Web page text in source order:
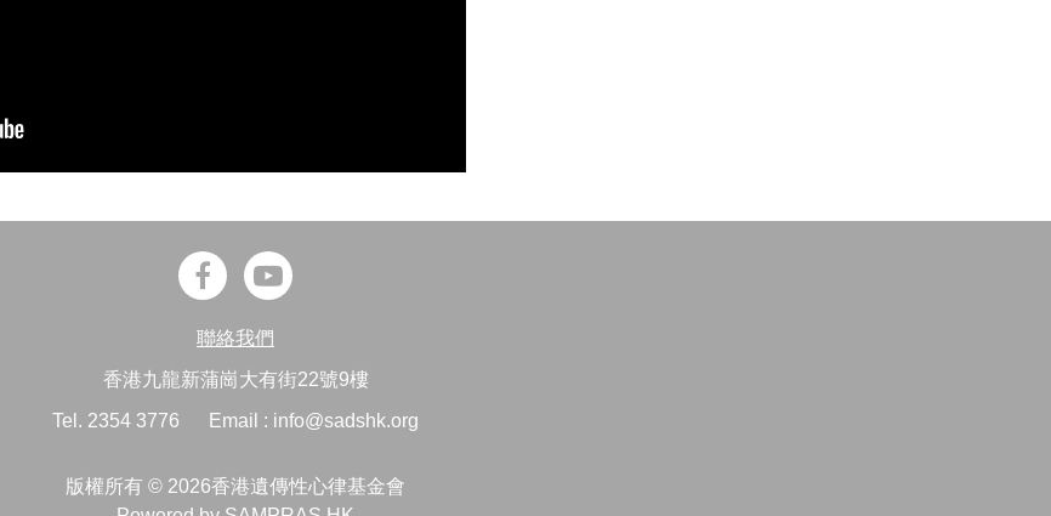
聯絡我們
香港九龍新蒲崗大有街22號9樓
Tel. 2354 3776
Email : info@sadshk.org
版權所有 © 2026香港遺傳性心律基金會